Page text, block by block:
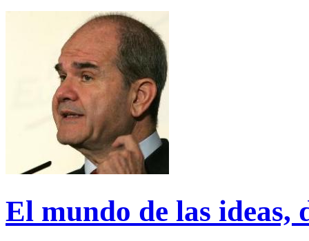
El mundo de las ideas,